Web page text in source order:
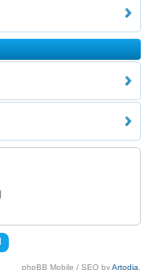
phpBB Mobile / SEO byArtodia